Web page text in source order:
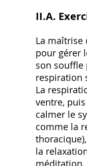
II.A.
La
pour gérer
son souffle
respiration
La
ventre,
calmer le
comme la
la